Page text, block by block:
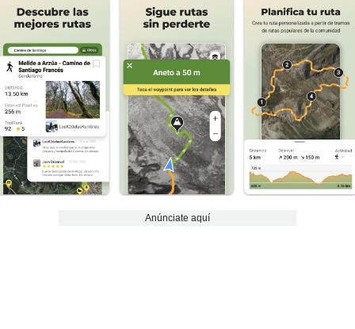
Anúnciate aquí